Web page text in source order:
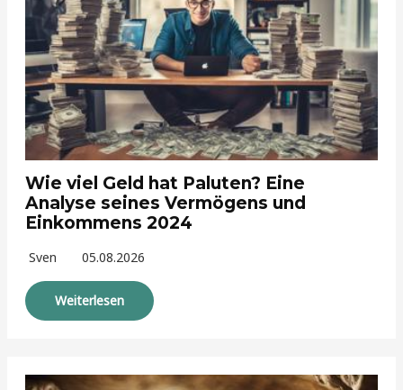
Wie viel Geld hat Paluten? Eine
Analyse seines Vermögens und
Einkommens 2024
Sven 05.08.2026
Weiterlesen